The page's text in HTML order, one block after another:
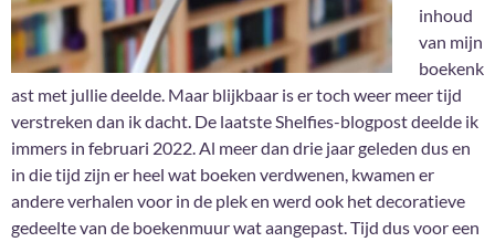
inhoud
van mijn
boekenk
ast met jullie deelde. Maar blijkbaar is er toch weer meer tijd
verstreken dan ik dacht. De laatste Shelfies-blogpost deelde ik
immers in februari 2022. Al meer dan drie jaar geleden dus en
in die tijd zijn er heel wat boeken verdwenen, kwamen er
andere verhalen voor in de plek en werd ook het decoratieve
gedeelte van de boekenmuur wat aangepast. Tijd dus voor een